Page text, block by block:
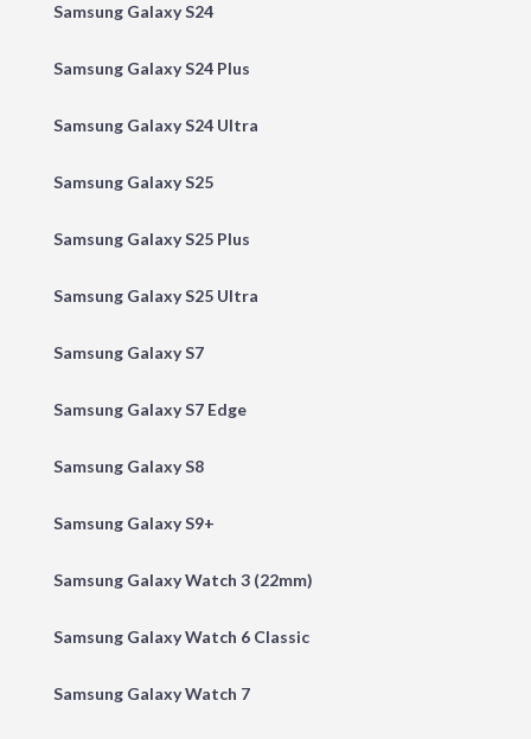
Samsung Galaxy S24
Samsung Galaxy S24 Plus
Samsung Galaxy S24 Ultra
Samsung Galaxy S25
Samsung Galaxy S25 Plus
Samsung Galaxy S25 Ultra
Samsung Galaxy S7
Samsung Galaxy S7 Edge
Samsung Galaxy S8
Samsung Galaxy S9+
Samsung Galaxy Watch 3 (22mm)
Samsung Galaxy Watch 6 Classic
Samsung Galaxy Watch 7